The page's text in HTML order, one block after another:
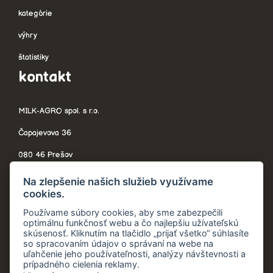
kategórie
výhry
štatistiky
kontakt
MILK-AGRO spol. s r.o.
Čapajevova 36
080 46 Prešov
Slovensko
telefón:+421 908 705 544
recyklujavyhraj@milkagro.sk
Na zlepšenie našich služieb využívame
cookies.
Používame súbory cookies, aby sme zabezpečili
optimálnu funkčnosť webu a čo najlepšiu užívateľskú
skúsenosť. Kliknutím na tlačidlo „prijať všetko“ súhlasíte
so spracovaním údajov o správaní na webe na
uľahčenie jeho používateľnosti, analýzy návštevnosti a
prípadného cielenia reklamy.